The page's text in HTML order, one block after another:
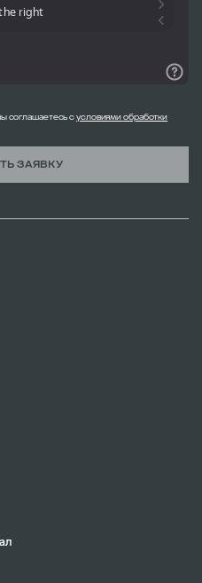
соглашаетесь сусловиями обработки
ЗАЯВКУ